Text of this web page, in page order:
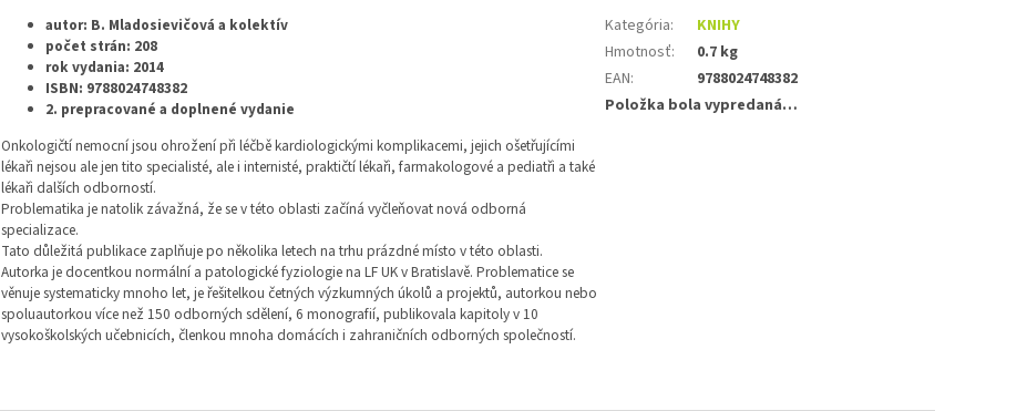
autor: B. Mladosievičová a kolektív
počet strán: 208
rok vydania: 2014
ISBN: 9788024748382
2. prepracované a doplnené vydanie
Onkologičtí nemocní jsou ohrožení při léčbě kardiologickými komplikacemi, jejich ošetřujícími
lékaři nejsou ale jen tito specialisté, ale i internisté, praktičtí lékaři, farmakologové a pediatři a také
lékaři dalších odborností.
Problematika je natolik závažná, že se v této oblasti začíná vyčleňovat nová odborná
specializace.
Tato důležitá publikace zaplňuje po několika letech na trhu prázdné místo v této oblasti.
Autorka je docentkou normální a patologické fyziologie na LF UK v Bratislavě. Problematice se
věnuje systematicky mnoho let, je řešitelkou četných výzkumných úkolů a projektů, autorkou nebo
spoluautorkou více než 150 odborných sdělení, 6 monografií, publikovala kapitoly v 10
vysokoškolských učebnicích, členkou mnoha domácích i zahraničních odborných společností.
Kategória:
KNIHY
Hmotnosť:
0.7 kg
EAN:
9788024748382
Položka bola vypredaná…